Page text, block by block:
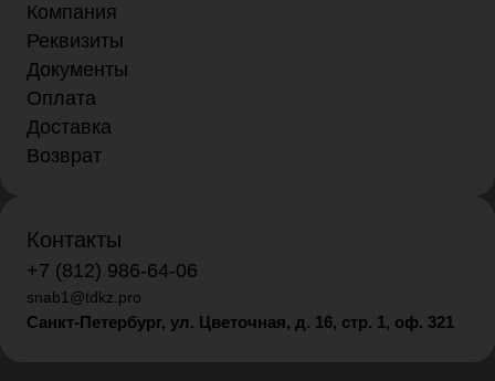
Компания
Реквизиты
Документы
Оплата
Доставка
Возврат
Контакты
+7 (812) 986-64-06
snab1@tdkz.pro
Санкт-Петербург, ул. Цветочная, д. 16, стр. 1, оф. 321